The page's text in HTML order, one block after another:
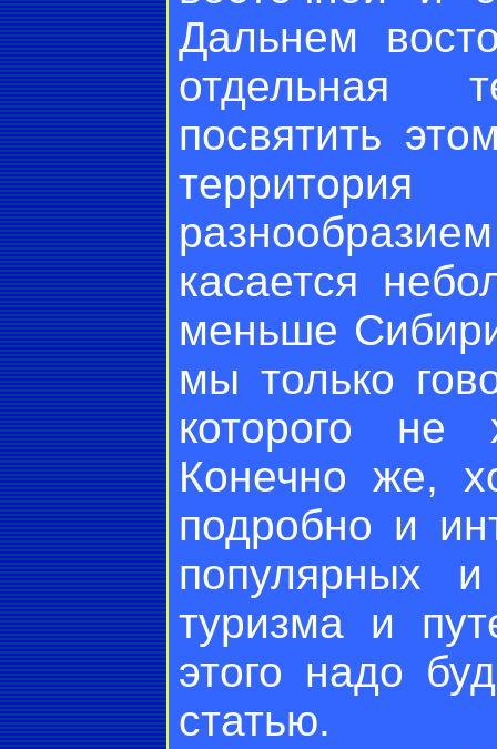
Дальнем
отдельная
посвятить
касается
меньше
мы только
которого не
Конечно же,
подробно и
популярных
туризма и
этого надо
статью.